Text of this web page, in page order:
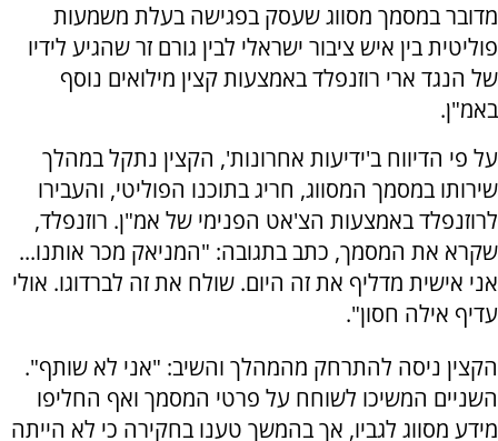
מדובר במסמך מסווג שעסק בפגישה בעלת משמעות
פוליטית בין איש ציבור ישראלי לבין גורם זר שהגיע לידיו
של הנגד ארי רוזנפלד באמצעות קצין מילואים נוסף
באמ"ן.
על פי הדיווח ב'ידיעות אחרונות', הקצין נתקל במהלך
שירותו במסמך המסווג, חריג בתוכנו הפוליטי, והעבירו
לרוזנפלד באמצעות הצ'אט הפנימי של אמ"ן. רוזנפלד,
שקרא את המסמך, כתב בתגובה: "המניאק מכר אותנו...
אני אישית מדליף את זה היום. שולח את זה לברדוגו. אולי
עדיף אילה חסון".
הקצין ניסה להתרחק מהמהלך והשיב: "אני לא שותף".
השניים המשיכו לשוחח על פרטי המסמך ואף החליפו
מידע מסווג לגביו, אך בהמשך טענו בחקירה כי לא הייתה